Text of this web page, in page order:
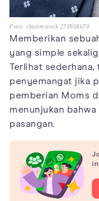
Foto: shutterstock 273958670
Memberikan
yang simple
Terlihat
penyemangat jika
pemberian Moms
menunjukan
pasangan.